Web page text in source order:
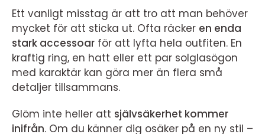
Ett vanligt misstag är att tro att man behöver
mycket för att sticka ut. Ofta räcker en enda
stark accessoar för att lyfta hela outfiten. En
kraftig ring, en hatt eller ett par solglasögon
med karaktär kan göra mer än flera små
detaljer tillsammans.
Glöm inte heller att självsäkerhet kommer
inifrån. Om du känner dig osäker på en ny stil –